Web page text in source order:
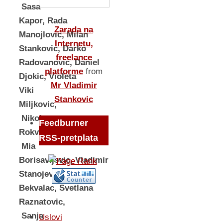
Sasa
Kapor, Rada
Manojlovic, Milan
Stankovic, Darko
Radovanovic, Daniel
Djokic, Violeta
Viki
Miljkovic,
Nikola
Rokvic,
Mia
Borisavljevic, Vladimir
Stanojevic, Natasa
Bekvalac, Svetlana
Raznatovic,
Sanja
Zarada na
Internetu,
freelance
platforme from
Mr Vladimir
Stankovic
Feedburner
RSS-pretplata
Uslovi